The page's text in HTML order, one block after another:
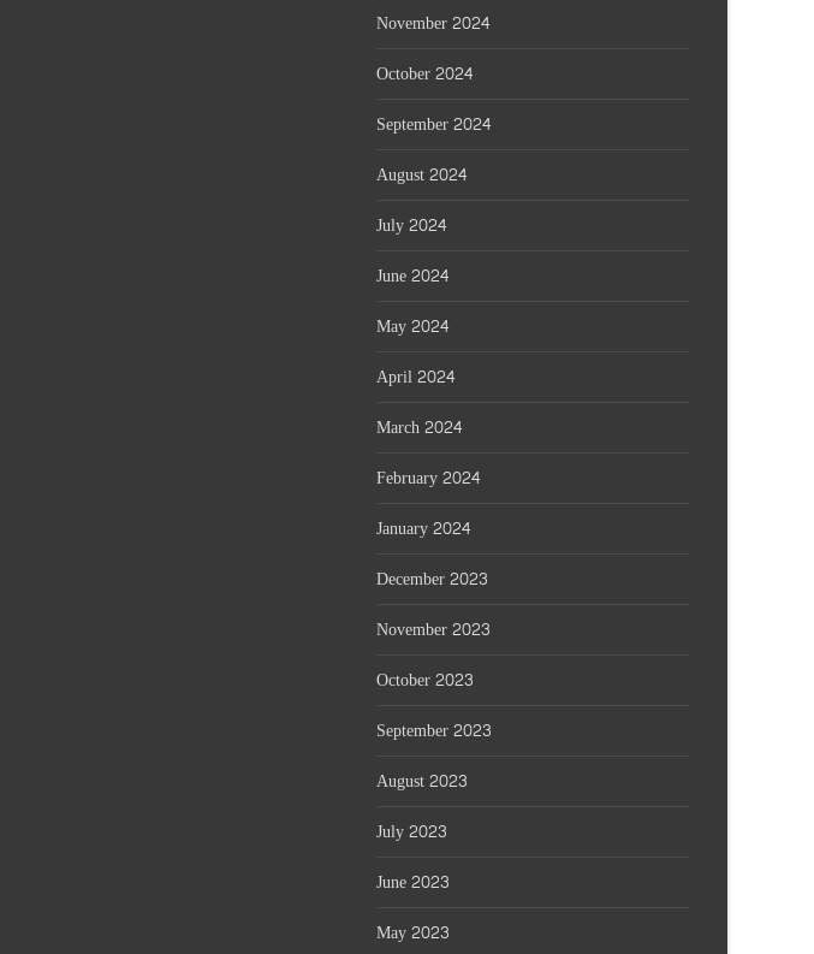
November 2024
October 2024
September 2024
August 2024
July 2024
June 2024
May 2024
April 2024
March 2024
February 2024
January 2024
December 2023
November 2023
October 2023
September 2023
August 2023
July 2023
June 2023
May 2023